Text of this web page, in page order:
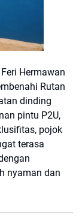
Hermawan
Rutan
dinding
pintu P2U,
pojok
terasa
nyaman dan